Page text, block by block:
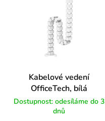
Kabelové vedení
OfficeTech, bílá
Dostupnost: odesíláme do 3
dnů